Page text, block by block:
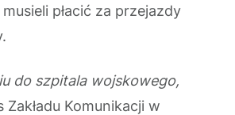
płacić za przejazdy
do szpitala wojskowego,
Zakładu Komunikacji w